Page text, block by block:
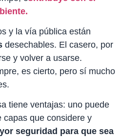
y la vía pública están
desechables. El casero, por
y volver a usarse.
es cierto, pero sí mucho
tiene ventajas: uno puede
capas que considere y
seguridad para que sea